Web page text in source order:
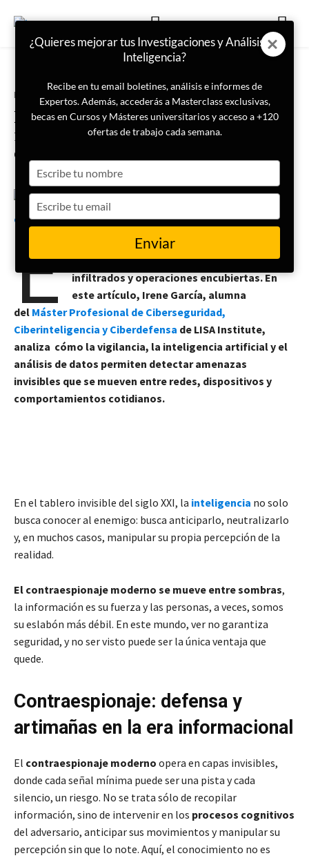
Portada
El tablero invisible: cómo
funciona el contraespionaje en la
era digital
Irene García
E
n la era digital, el contraespionaje ha dejado
de depender únicamente de agentes
infiltrados y operaciones encubiertas. En
este artículo, Irene García, alumna
del Máster Profesional de Ciberseguridad,
Ciberinteligencia y Ciberdefensa de LISA Institute,
analiza cómo la vigilancia, la inteligencia artificial y el
análisis de datos permiten detectar amenazas
invisibles que se mueven entre redes, dispositivos y
comportamientos cotidianos.
En el tablero invisible del siglo XXI, la inteligencia no solo
busca conocer al enemigo: busca anticiparlo, neutralizarlo
y, en muchos casos, manipular su propia percepción de la
realidad.
El contraespionaje moderno se mueve entre sombras,
la información es su fuerza y las personas, a veces, somos
su eslabón más débil. En este mundo, ver no garantiza
seguridad, y no ser visto puede ser la única ventaja que
quede.
Contraespionaje: defensa y
artimañas en la era informacional
El contraespionaje moderno opera en capas invisibles,
donde cada señal mínima puede ser una pista y cada
silencio, un riesgo. No se trata sólo de recopilar
información, sino de intervenir en los procesos cognitivos
del adversario, anticipar sus movimientos y manipular su
percepción sin que lo note. Aquí, el conocimiento no es
¿Quieres mejorar tus Investigaciones y Análisis de
Inteligencia?
Recibe en tu email boletines, análisis e informes de
Expertos. Además, accederás a Masterclass exclusivas,
becas en Cursos y Másteres universitarios y acceso a +120
ofertas de trabajo cada semana.
your
name
your
email
Enviar